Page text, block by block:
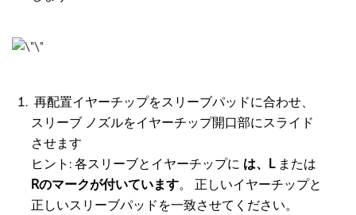
再配置イヤーチップをスリーブパッドに合わせ、
スリーブ ノズルをイヤーチップ開口部にスライド
させます
ヒント: 各スリーブとイヤーチップに は、L または
Rのマークが付いています。 正しいイヤーチップと
正しいスリーブパッドを一致させてください。